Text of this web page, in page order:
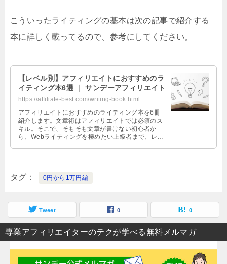
こういったライティングの基本は次の記事で紹介する
本に詳しく載ってるので、参考にしてください。
【レベル別】アフィリエイトにおすすめのラ
イティング本6選 ｜ サンデーアフィリエイト
https://affiliate-best.com/writing-book.html
アフィリエイトにおすすめのライティング本を6冊
紹介します。文章術はアフィリエイトでは必須のス
キル。そこで、そもそも文章が書けない初心者か
ら、Webライティングを極めたい上級者まで、レベ
タグ 0円から1万円編
Tweet 0 0
専業アフィリエイターのテクが学べる無料メルマガ